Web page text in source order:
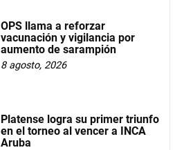
OPS llama a reforzar
vacunación y vigilancia por
aumento de sarampión
8 agosto, 2026
Platense logra su primer triunfo
en el torneo al vencer a INCA
Aruba